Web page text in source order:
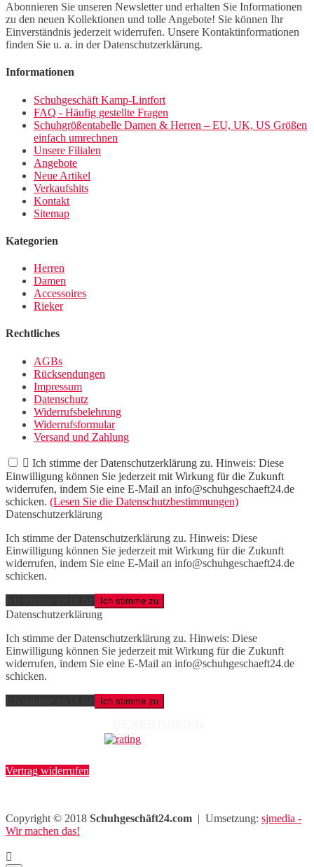
Abonnieren Sie unseren Newsletter und erhalten Sie Informationen
zu den neuen Kollektionen und tolle Angebote! Sie können Ihr
Einverständnis jederzeit widerrufen. Unsere Kontaktinformationen
finden Sie u. a. in der Datenschutzerklärung.
Informationen
Schuhgeschäft Kamp-Lintfort
FAQ - Häufig gestellte Fragen
Schuhgrößentabelle Damen & Herren – EU, UK, US Größen
einfach umrechnen
Unsere Filialen
Angebote
Neue Artikel
Verkaufshits
Kontakt
Sitemap
Kategorien
Herren
Damen
Accessoires
Rieker
Rechtliches
AGBs
Rücksendungen
Impressum
Datenschutz
Widerrufsbelehrung
Widerrufsformular
Versand und Zahlung
 Ich stimme der Datenschutzerklärung zu. Hinweis: Diese
Einwilligung können Sie jederzeit mit Wirkung für die Zukunft
widerrufen, indem Sie eine E-Mail an info@schuhgeschaeft24.de
schicken. (Lesen Sie die Datenschutzbestimmungen)
Datenschutzerklärung
Ich stimme der Datenschutzerklärung zu. Hinweis: Diese
Einwilligung können Sie jederzeit mit Wirkung für die Zukunft
widerrufen, indem Sie eine E-Mail an info@schuhgeschaeft24.de
schicken.
Ich stimme zu
Datenschutzerklärung
Ich stimme der Datenschutzerklärung zu. Hinweis: Diese
Einwilligung können Sie jederzeit mit Wirkung für die Zukunft
widerrufen, indem Sie eine E-Mail an info@schuhgeschaeft24.de
schicken.
Ich stimme zu
Vertrag widerrufen
Copyright © 2018 Schuhgeschäft24.com | Umsetzung: sjmedia -
Wir machen das!
